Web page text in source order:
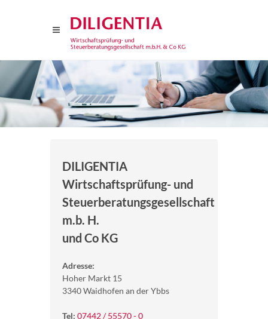
DILIGENTIA
Wirtschaftsprüfung- und
Steuerberatungsgesellschaft
m.b. H.
und Co KG
Adresse:
Hoher Markt 15
3340 Waidhofen an der Ybbs
Tel: 07442 / 55570 - 0